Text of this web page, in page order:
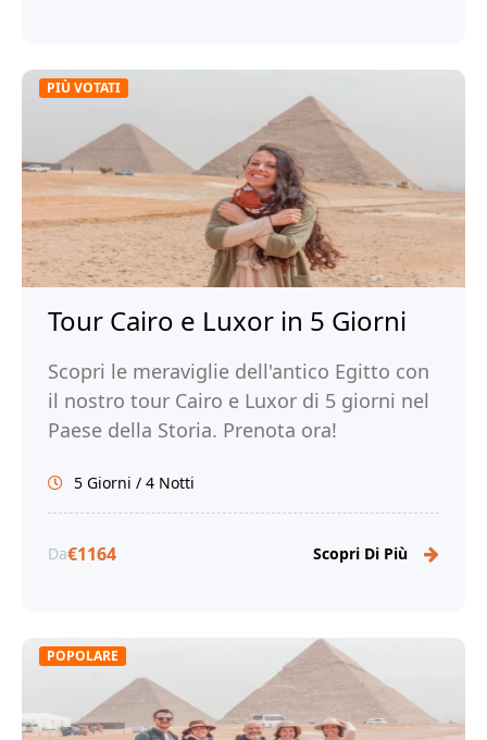
PIÙ VOTATI
Tour Cairo e Luxor in 5 Giorni
Scopri le meraviglie dell'antico Egitto con
il nostro tour Cairo e Luxor di 5 giorni nel
Paese della Storia. Prenota ora!
5 Giorni / 4 Notti
Da€1164 Scopri Di Più
POPOLARE